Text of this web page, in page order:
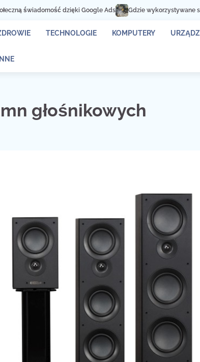
dzięki Google Ads Gdzie wykorzystywane są kontenery na
TECHNOLOGIE KOMPUTERY
INNE
głośnikowych